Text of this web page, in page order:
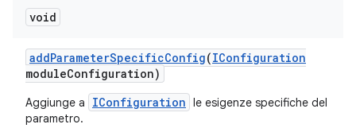
void
addParameterSpecificConfig(IConfiguration
moduleConfiguration)
Aggiunge a IConfiguration le esigenze specifiche del
parametro.